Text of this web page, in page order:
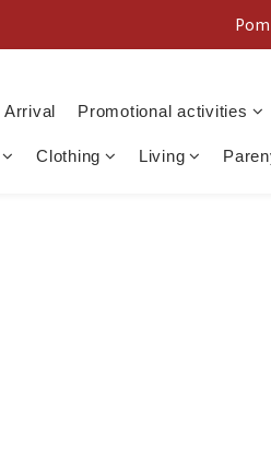
新客歡
Arrival Promotional activities
Clothing Living